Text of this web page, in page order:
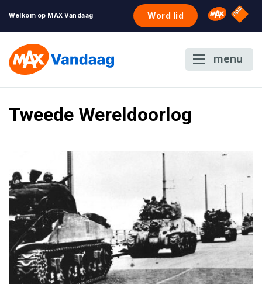
Welkom op MAX Vandaag Word lid Omroep
NPO
menu
Tweede Wereldoorlog